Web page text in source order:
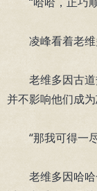
凌峰看着老维
老维多因古道
并不影响他们成为
“那我可得一尽
老维多因哈哈